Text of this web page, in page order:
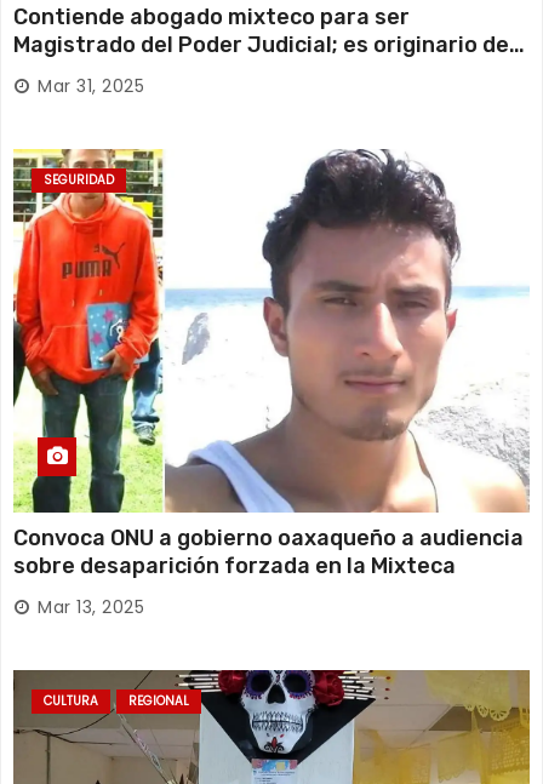
Contiende abogado mixteco para ser
Magistrado del Poder Judicial; es originario de
Huajuapan de León
Mar 31, 2025
SEGURIDAD
Convoca ONU a gobierno oaxaqueño a audiencia
sobre desaparición forzada en la Mixteca
Mar 13, 2025
CULTURA REGIONAL